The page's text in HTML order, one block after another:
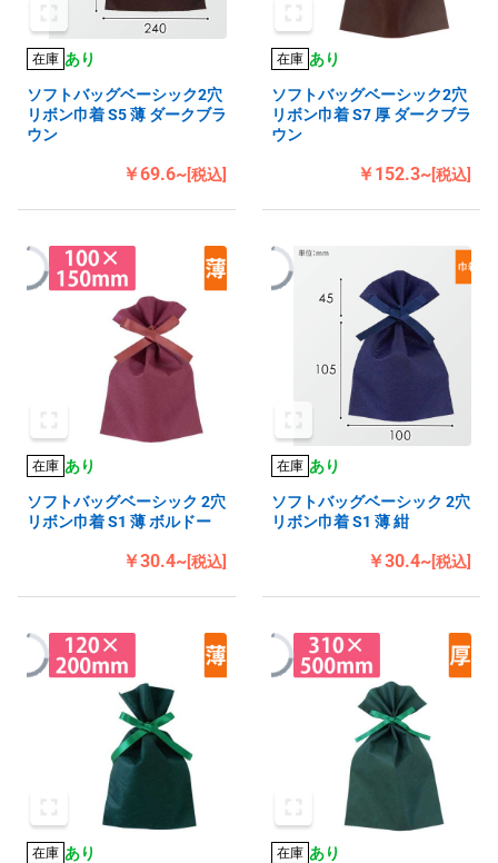
在庫 あり
ソフトバッグベーシック2穴
リボン巾着 S5 薄 ダークブラ
ウン
￥69.6~[税込]
在庫 あり
ソフトバッグベーシック2穴
リボン巾着 S7 厚 ダークブラ
ウン
￥152.3~[税込]
在庫 あり
ソフトバッグベーシック 2穴
リボン巾着 S1 薄 ボルドー
￥30.4~[税込]
在庫 あり
ソフトバッグベーシック 2穴
リボン巾着 S1 薄 紺
￥30.4~[税込]
在庫 あり
在庫 あり